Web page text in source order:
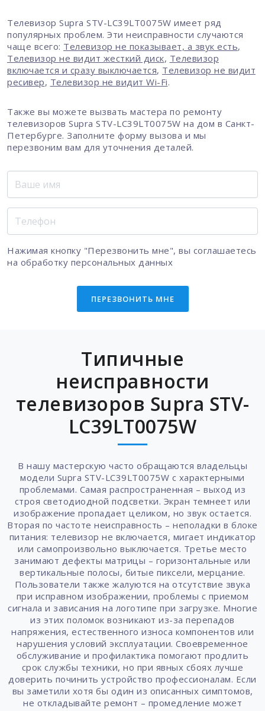
Телевизор Supra STV-LC39LT0075W имеет ряд
популярных проблем. Эти неисправности случаются
чаще всего: Телевизор не показывает, а звук есть,
Телевизор не видит жесткий диск, Телевизор
включается и сразу выключается, Телевизор не видит
ресивер, Телевизор не видит Wi-Fi.
Также вы можете вызвать мастера по ремонту
телевизоров Supra STV-LC39LT0075W на дом в Санкт-
Петербурге. Заполните форму вызова и мы
перезвоним вам для уточнения деталей.
Нажимая кнопку "Перезвонить мне", вы соглашаетесь
на обработку персональных данных
ПЕРЕЗВОНИТЬ МНЕ
Типичные
неисправности
телевизоров Supra STV-
LC39LT0075W
В нашу мастерскую часто обращаются владельцы
модели Supra STV-LC39LT0075W с характерными
проблемами. Самая распространенная – выход из
строя светодиодной подсветки. Экран темнеет или
изображение пропадает целиком, но звук остается.
Вторая по частоте неисправность – неполадки в блоке
питания: телевизор не включается, мигает индикатор
или самопроизвольно выключается. Третье место
занимают дефекты матрицы – горизонтальные или
вертикальные полосы, битые пиксели, мерцание.
Пользователи также жалуются на отсутствие звука
при исправном изображении, проблемы с приемом
сигнала и зависания на логотипе при загрузке. Многие
из этих поломок возникают из-за перепадов
напряжения, естественного износа компонентов или
нарушения условий эксплуатации. Своевременное
обслуживание и профилактика помогают продлить
срок службы техники, но при явных сбоях лучше
доверить починить устройство профессионалам. Если
вы заметили хотя бы один из описанных симптомов,
не откладывайте ремонт – промедление может